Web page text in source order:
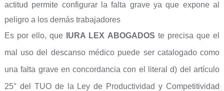
actitud permite configurar la falta grave ya que expone al
peligro a los demás trabajadores
Es por ello, que
IURA LEX ABOGADOS te precisa que el
mal uso del descanso médico puede ser catalogado como
una falta grave en concordancia con el literal d) del artículo
25° del TUO de la Ley de Productividad y Competitividad